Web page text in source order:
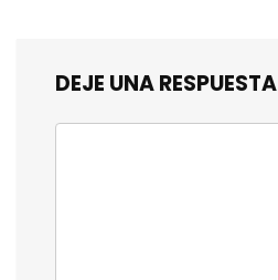
DEJE UNA RESPUESTA